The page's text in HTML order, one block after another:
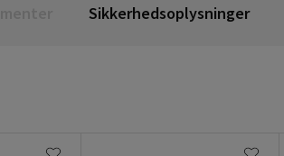
Sikkerhedsoplysninger